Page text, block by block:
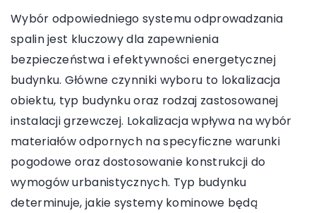
Wybór odpowiedniego systemu odprowadzania
spalin jest kluczowy dla zapewnienia
bezpieczeństwa i efektywności energetycznej
budynku. Główne czynniki wyboru to lokalizacja
obiektu, typ budynku oraz rodzaj zastosowanej
instalacji grzewczej. Lokalizacja wpływa na wybór
materiałów odpornych na specyficzne warunki
pogodowe oraz dostosowanie konstrukcji do
wymogów urbanistycznych. Typ budynku
determinuje, jakie systemy kominowe będą